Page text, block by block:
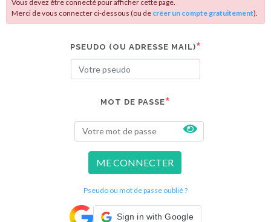
Vous devez être connecté pour afficher cette page.
Merci de vous connecter ci-dessous (ou de créer un compte gratuitement).
PSEUDO (OU ADRESSE MAIL)
MOT DE PASSE
ME CONNECTER
Pseudo ou mot de passe oublié ?
Sign in with Google